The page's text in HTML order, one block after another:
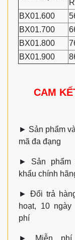
BX01.600
BX01.700
BX01.800
BX01.900
CAM
► Sản phẩm
mã đa đạng
► Sản phẩm
khẩu chính
► Đổi trả
hoạt, 10 ngày
phí